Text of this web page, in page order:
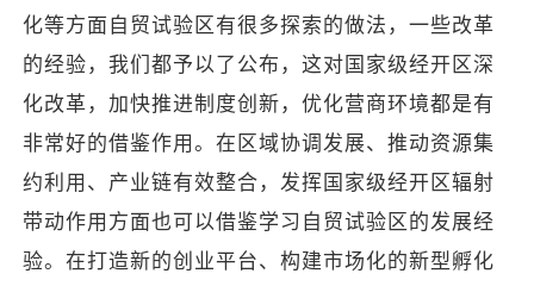
化等方面自贸试验区有很多探索的做法，一些改革
的经验，我们都予以了公布，这对国家级经开区深
化改革，加快推进制度创新，优化营商环境都是有
非常好的借鉴作用。在区域协调发展、推动资源集
约利用、产业链有效整合，发挥国家级经开区辐射
带动作用方面也可以借鉴学习自贸试验区的发展经
验。在打造新的创业平台、构建市场化的新型孵化